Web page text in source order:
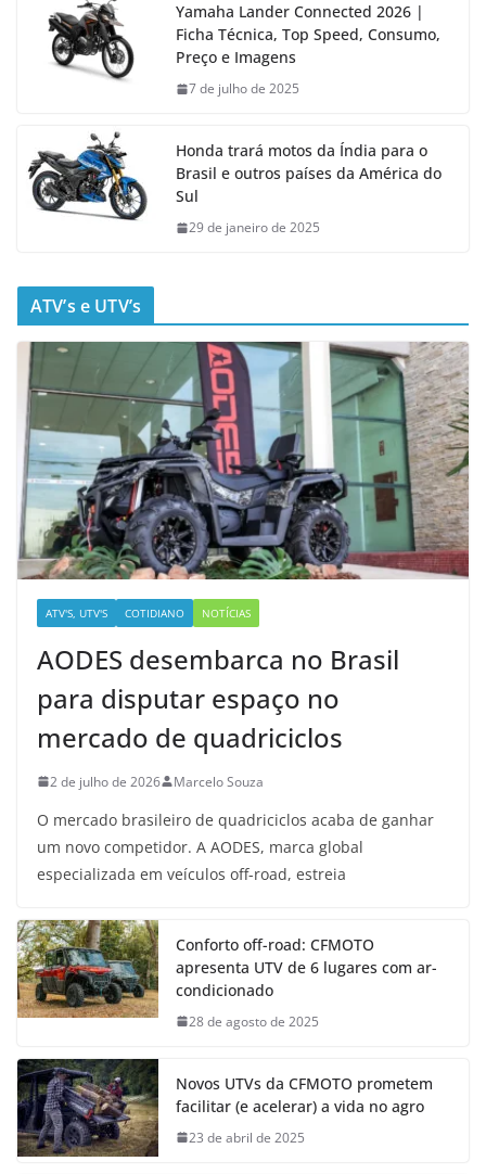
Yamaha Lander Connected 2026 |
Ficha Técnica, Top Speed, Consumo,
Preço e Imagens
7 de julho de 2025
Honda trará motos da Índia para o
Brasil e outros países da América do
Sul
29 de janeiro de 2025
ATV’s e UTV’s
ATV'S, UTV'S COTIDIANO NOTÍCIAS
AODES desembarca no Brasil
para disputar espaço no
mercado de quadriciclos
2 de julho de 2026 Marcelo Souza
O mercado brasileiro de quadriciclos acaba de ganhar
um novo competidor. A AODES, marca global
especializada em veículos off-road, estreia
Conforto off-road: CFMOTO
apresenta UTV de 6 lugares com ar-
condicionado
28 de agosto de 2025
Novos UTVs da CFMOTO prometem
facilitar (e acelerar) a vida no agro
23 de abril de 2025